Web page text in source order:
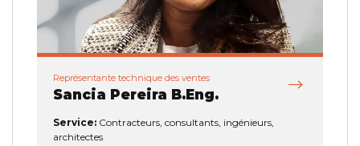
Représentante technique des ventes
Sancia Pereira B.Eng.
Service: Contracteurs, consultants, ingénieurs,
architectes